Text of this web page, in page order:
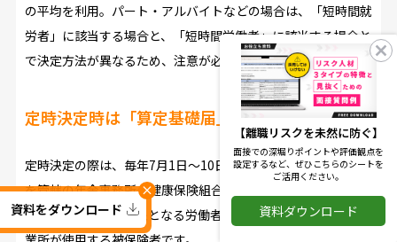
の平均を利用。パート・アルバイトなどの場合は、「短時間就
労者」に該当する場合と、「短時間労働者」に該当する場合と
で決定方法が異なるため、注意が必要です。
定時決定時は「算定基礎届」の提出が必要
定時決定の際は、毎年7月1日～10日の間に、「算定基礎届」
を管轄の年金事務所や健康保険組合に届け出る必要がありま
す。算定基礎届の対象となる労働者は、毎年7月1日時点で事
×
資料をダウンロード
【離職リスクを未然に防ぐ】
面接での深堀りポイントや評価観点を
設定するなど、ぜひこちらのシートを
ご活用ください。
資料ダウンロード